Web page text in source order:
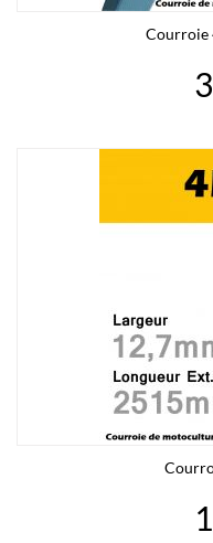
Courroie